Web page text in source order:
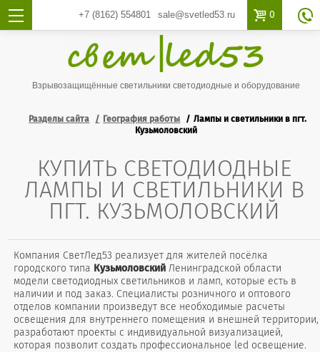
+7 (8162)554801 sale@svetled53.ru  0 
Взрывозащищённые светильники светодиодные и оборудование
Разделы сайта География работы
Лампы и светильники в пгт.
Кузьмоловский
КУПИТЬ СВЕТОДИОДНЫЕ
ЛАМПЫ И СВЕТИЛЬНИКИ В
ПГТ. КУЗЬМОЛОВСКИЙ
Компания СветЛед53 реализует для жителей посёлка
городского типа Кузьмоловский Ленинградской области
модели светодиодных светильников и ламп, которые есть в
наличии и под заказ. Специалисты розничного и оптового
отделов компании произведут все необходимые расчеты
освещения для внутреннего помещения и внешней территории,
разработают проекты с индивидуальной визуализацией,
которая позволит создать профессиональное led освещение.